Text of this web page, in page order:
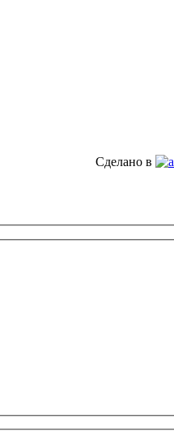
Сделано в